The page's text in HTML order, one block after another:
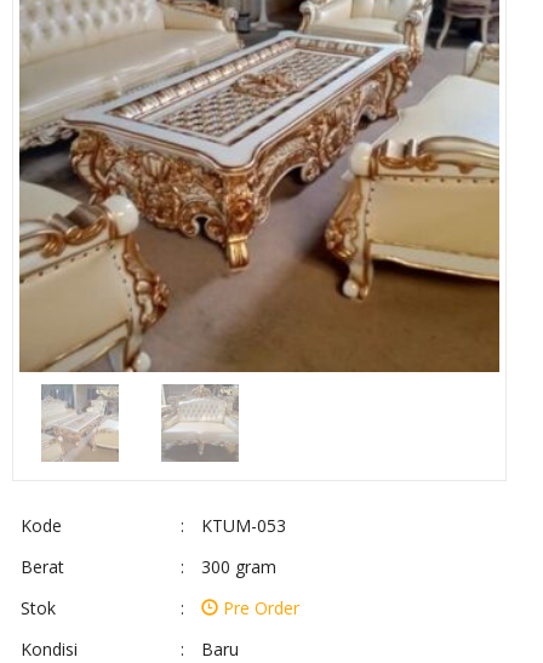
Kode :
KTUM-053
Berat
:
300 gram
Stok
:
Pre Order
Kondisi
:
Baru